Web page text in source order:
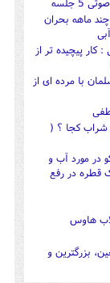
جلسه
ماهه بحران
پیچیده تر از
با مرده ای از
شراب کجا ؟ (
در مورد آب و
قطره در رفع
هاوس
بزرگترین و